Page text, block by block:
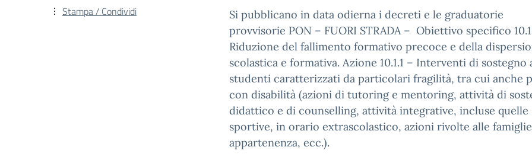
Si pubblicano in data odierna i decreti e le graduatorie
provvisorie PON – FUORI STRADA – Obiettivo specifico
Riduzione del fallimento formativo precoce e della
scolastica e formativa. Azione 10.1.1 – Interventi di sostegno
studenti caratterizzati da particolari fragilità, tra cui anche
con disabilità (azioni di tutoring e mentoring, attività di
didattico e di counselling, attività integrative, incluse quelle
sportive, in orario extrascolastico, azioni rivolte alle
appartenenza, ecc.).
Stampa / Condividi